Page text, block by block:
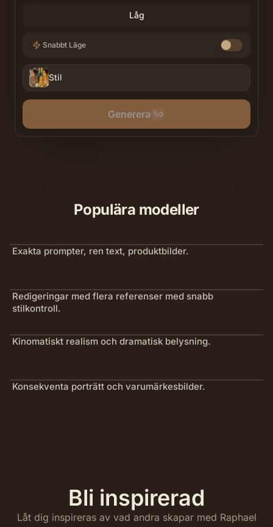
Låg
Snabbt Läge
Stil
Generera 0
Populära modeller
Exakta prompter, ren text, produktbilder.
Redigeringar med flera referenser med snabb
stilkontroll.
Kinomatiskt realism och dramatisk belysning.
Konsekventa porträtt och varumärkesbilder.
Bli inspirerad
Låt dig inspireras av vad andra skapar med Raphael